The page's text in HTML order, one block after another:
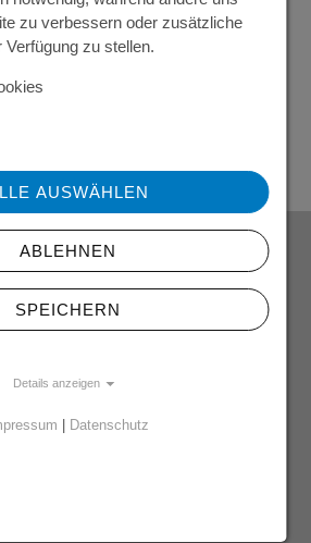
interessanten und
durch unser
-Team in allen Belangen
zu verbessern oder zusätzliche
Verfügung zu stellen.
AUSWÄHLEN
ABLEHNEN
SPEICHERN
Details anzeigen
| Datenschutz